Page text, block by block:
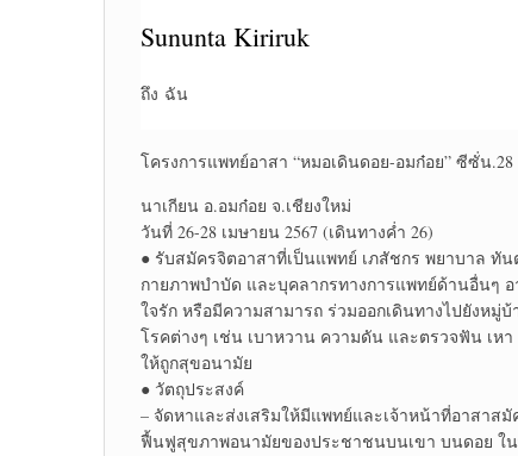
Sununta Kiriruk
ถึง ฉัน
โครงการแพทย์​อาสา​ “หมอเดิน​ดอย-อมก๋อย​” ซีซั่น.28
นาเกียน อ.อมก๋อย จ.เชียงใหม่
วันที่ 26-28 เมษายน​ 2567 (เดินทางค่ำ 26)​
● รับสมัครจิตอาสาที่เป็นแพทย์ เภสัชกร พยาบาล ทั
กายภาพบำบัด​ และบุคลากร​ทางการ​แพทย์​ด้านอื่นๆ
ใจรัก หรือมีความสามารถ ร่วมออกเดินทางไปยังห
โรคต่างๆ เช่น เบาหวาน ความดัน และตรวจฟัน เ
ให้ถูกสุขอนามัย
● วัตถุประสงค์
– จัดหาและส่งเสริมให้มีแพทย์และเจ้าหน้าที่อาสาส
ฟื้นฟูสุขภาพอนามัยของประชาชนบนเขา บนดอย ใ